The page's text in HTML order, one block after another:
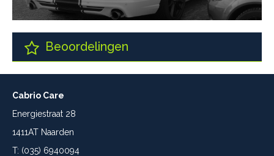
Beoordelingen
Cabrio Care
Energiestraat 28
1411AT Naarden
T: (035) 6940094